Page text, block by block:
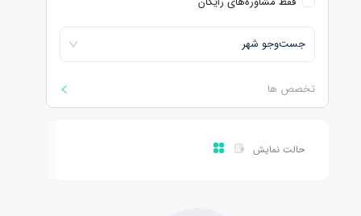
جست‌و‌جو شهر
تخصص ها
حالت نمایش